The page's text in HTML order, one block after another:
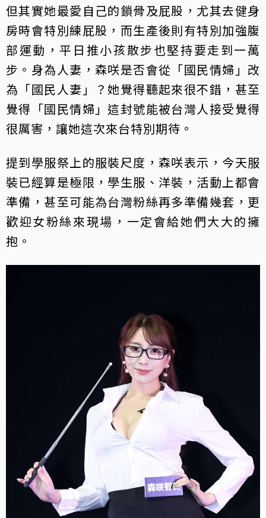
但其實她最愛自己的鎖骨及屁股，尤其去健身
房時會特別練屁股，而生產後則有特別加強腹
部運動，平日推小孩散步也堅持要走到一萬
步。身為人妻，森咲是否會從「國民情婦」改
為「國民人妻」？她覺得聽起來很不錯，甚至
覺得「國民情婦」這封號能被台灣人接受覺得
很厲害，讓她這次來台特別期待。
提到學服祭上的服裝尺度，森咲表示，今天服
裝已經算是極限，學生服、洋裝，活動上都會
準備，甚至可能為台灣粉絲再多準備幾套，更
歡迎女粉絲來現場，一定會給她們大大的擁
抱。